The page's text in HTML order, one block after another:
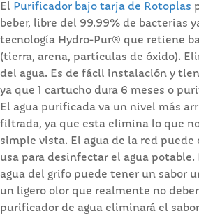
El Purificador bajo tarja de Rotoplas
beber, libre del 99.99% de bacterias
tecnología Hydro-Pur® que retiene
(tierra, arena, partículas de óxido).
del agua. Es de fácil instalación y
ya que 1 cartucho dura 6 meses o
El agua purificada va un nivel más
filtrada, ya que esta elimina lo que
simple vista. El agua de la red puede
usa para desinfectar el agua potable.
agua del grifo puede tener un sabor
un ligero olor que realmente no
purificador de agua eliminará el